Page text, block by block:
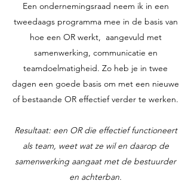
Een ondernemingsraad neem ik in een
tweedaags programma mee in de basis van
hoe een OR werkt, aangevuld met
samenwerking, communicatie en
teamdoelmatigheid. Zo heb je in twee
dagen een goede basis om met een nieuwe
of bestaande OR effectief verder te werken.
Resultaat: een OR die effectief functioneert
als team, weet wat ze wil en daarop de
samenwerking aangaat met de bestuurder
en achterban.